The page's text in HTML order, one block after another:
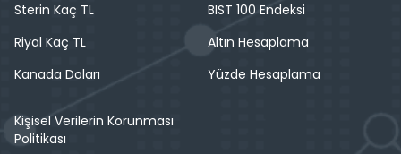
Sterin Kaç TL
Riyal Kaç TL
Kanada Doları
BIST 100 Endeksi
Altın Hesaplama
Yüzde Hesaplama
Kişisel Verilerin Korunması
Politikası